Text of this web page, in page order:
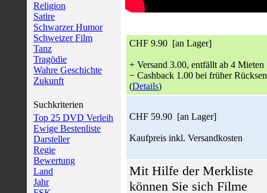
Religion
Satire
Schwarzer Humor
Schweizer Film
Tanz
Tragödie
Wahre Geschichte
Zukunft
Suchkriterien
Top 25 DVD Verleih
Ewige Bestenliste
Darsteller
Regie
Bewertung
Land
Jahr
CHF 9.90 [an Lager]
+ Versand 3.00, entfällt ab 4 Mieten
− Cashback 1.00 bei früher
(Details)
CHF 59.90 [an Lager]
Kaufpreis inkl. Versandkosten
Mit Hilfe der Merkliste
können Sie sich Filme